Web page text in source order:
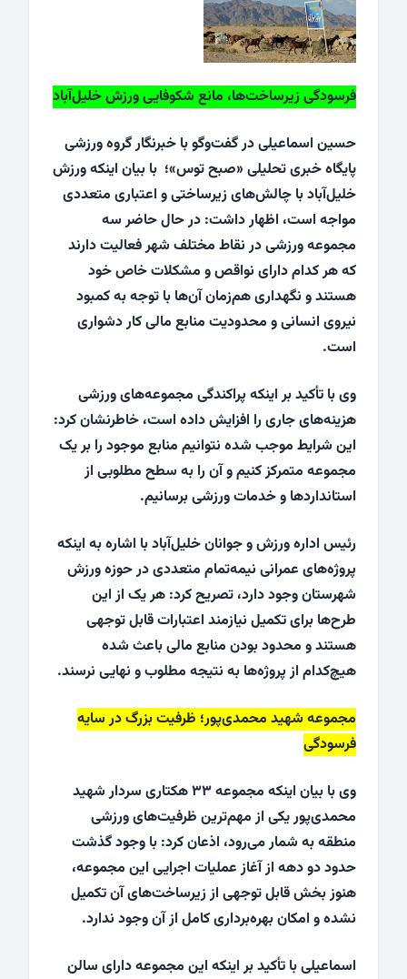
فرسودگی زیرساخت‌ها، مانع شکوفایی ورزش خلیل‌آباد
حسین اسماعیلی در گفت‌وگو با خبرنگار گروه ورزشی
پایگاه خبری تحلیلی «صبح توس»؛ با بیان اینکه ورزش
خلیل‌آباد با چالش‌های زیرساختی و اعتباری متعددی
مواجه است، اظهار داشت: در حال حاضر سه
مجموعه ورزشی در نقاط مختلف شهر فعالیت دارند
که هر کدام دارای نواقص و مشکلات خاص خود
هستند و نگهداری هم‌زمان آن‌ها با توجه به کمبود
نیروی انسانی و محدودیت منابع مالی کار دشواری
است.
وی با تأکید بر اینکه پراکندگی مجموعه‌های ورزشی
هزینه‌های جاری را افزایش داده است، خاطرنشان کرد:
این شرایط موجب شده نتوانیم منابع موجود را بر یک
مجموعه متمرکز کنیم و آن را به سطح مطلوبی از
استانداردها و خدمات ورزشی برسانیم.
رئیس اداره ورزش و جوانان خلیل‌آباد با اشاره به اینکه
پروژه‌های عمرانی نیمه‌تمام متعددی در حوزه ورزش
شهرستان وجود دارد، تصریح کرد: هر یک از این
طرح‌ها برای تکمیل نیازمند اعتبارات قابل توجهی
هستند و محدود بودن منابع مالی باعث شده
هیچ‌کدام از پروژه‌ها به نتیجه مطلوب و نهایی نرسند.
مجموعه شهید محمدی‌پور؛ ظرفیت بزرگ در سایه
فرسودگی
وی با بیان اینکه مجموعه ۳۳ هکتاری سردار شهید
محمدی‌پور یکی از مهم‌ترین ظرفیت‌های ورزشی
منطقه به شمار می‌رود، اذعان کرد: با وجود گذشت
حدود دو دهه از آغاز عملیات اجرایی این مجموعه،
هنوز بخش قابل توجهی از زیرساخت‌های آن تکمیل
نشده و امکان بهره‌برداری کامل از آن وجود ندارد.
اسماعیلی با تأکید بر اینکه این مجموعه دارای سالن